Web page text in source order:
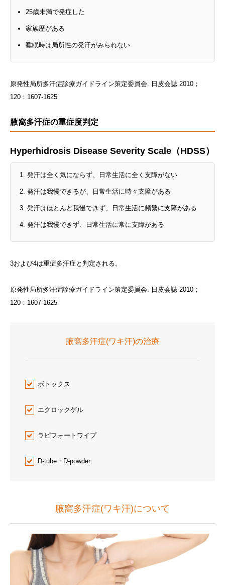
25歳未満で発症した
家族歴がある
睡眠時は局所性の発汗がみられない
原発性局所多汗症診療ガイドライン策定委員会. 日皮会誌 2010；
120：1607-1625
腋窩多汗症の重症度判定
Hyperhidrosis Disease Severity Scale（HDSS）
発汗は全く気にならず、日常生活に全く支障がない
発汗は我慢できるが、日常生活に時々支障がある
発汗はほとんど我慢できず、日常生活に頻繁に支障がある
発汗は我慢できず、日常生活に常に支障がある
3および4は重症多汗症と判定される。
原発性局所多汗症診療ガイドライン策定委員会. 日皮会誌 2010；
120：1607-1625
腋窩多汗症(ワキ汗)の治療
ボトックス
エクロックゲル
ラピフォートワイプ
D-tube・D-powder
腋窩多汗症(ワキ汗)について